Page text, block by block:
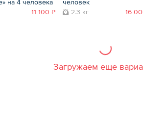
на 4 человека
11 100 ₽
человек
2.3 кг
16
Загружаем еще